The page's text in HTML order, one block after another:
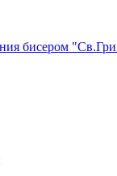
бисером